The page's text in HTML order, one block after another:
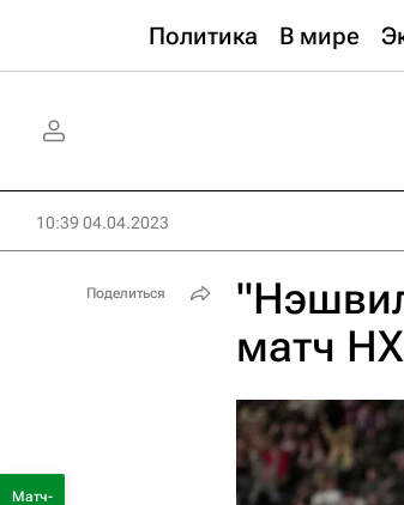
Политика В мире
10:39 04.04.2023
матч
Поделиться
Матч-